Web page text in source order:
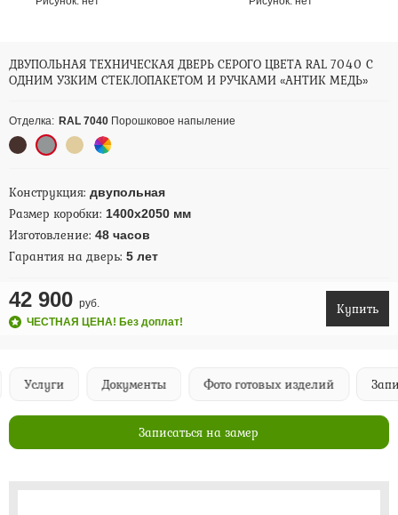
ДВУПОЛЬНАЯ ТЕХНИЧЕСКАЯ ДВЕРЬ СЕРОГО ЦВЕТА RAL 7040 С
ОДНИМ УЗКИМ СТЕКЛОПАКЕТОМ И РУЧКАМИ «АНТИК МЕДЬ»
Отделка: RAL 7040 Порошковое напыление
Конструкция: двупольная
Размер коробки: 1400х2050 мм
Изготовление: 48 часов
Гарантия на дверь: 5 лет
42 900 руб.
ЧЕСТНАЯ ЦЕНА! Без доплат!
Купить
Услуги Документы Фото готовых изделий
Записаться на замер